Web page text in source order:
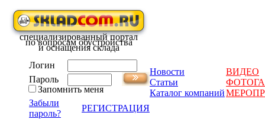
специализированный портал
по вопросам обустройства
и оснащения склада
Логин
Пароль
Запомнить меня
Забыли
пароль?
РЕГИСТРАЦИЯ
Новости
ВИДЕО
Статьи
Каталог компаний